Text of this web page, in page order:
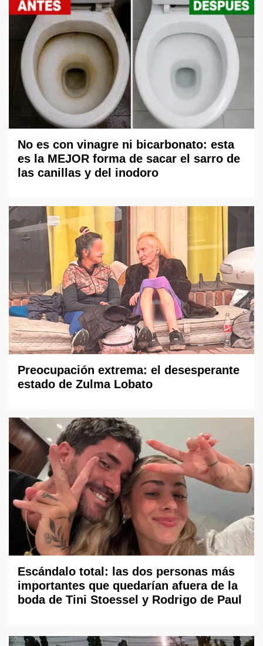
No es con vinagre ni bicarbonato: esta
es la MEJOR forma de sacar el sarro de
las canillas y del inodoro
Preocupación extrema: el desesperante
estado de Zulma Lobato
Escándalo total: las dos personas más
importantes que quedarían afuera de la
boda de Tini Stoessel y Rodrigo de Paul